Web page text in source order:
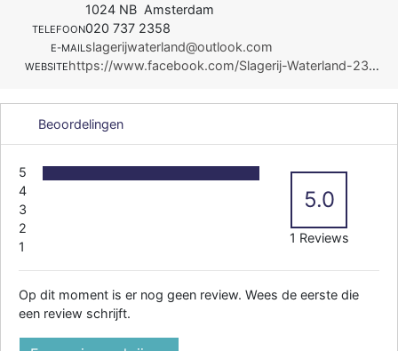
1024 NB Amsterdam
TELEFOON020 737 2358
E-MAILslagerijwaterland@outlook.com
WEBSITE https://www.facebook.com/Slagerij-Waterland-2337515513146603/
Beoordelingen
5
4
3
2
1
5.0
1 Reviews
Op dit moment is er nog geen review. Wees de eerste die
een review schrijft.